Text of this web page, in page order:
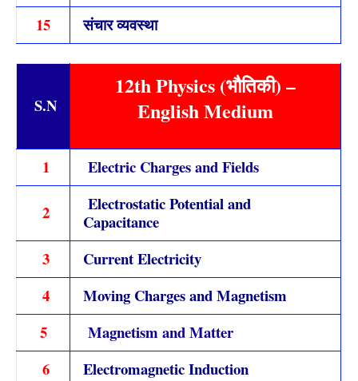
15
संचार व्यवस्था
S.N
12th Physics (भौतिकी) –
English Medium
1 Electric Charges and Fields
2
Electrostatic Potential and
Capacitance
3
Current Electricity
4
Moving Charges and Magnetism
5
Magnetism and Matter
6
Electromagnetic Induction